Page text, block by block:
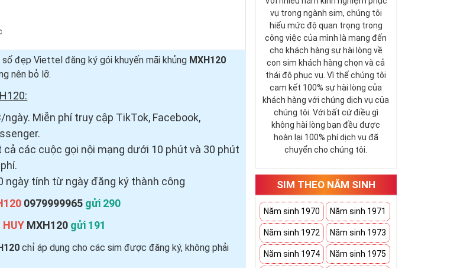
đẹp Viettel đăng ký gói khuyến mãi khủng MXH120
nên bỏ lỡ.
ngày. Miễn phí truy cập TikTok, Facebook,
cả các cuộc gọi nội mạng dưới 10 phút và 30 phút
ngày tính từ ngày đăng ký thành công
0979999965 gửi 290
HUY MXH120 gửi 191
chỉ áp dụng cho các sim được đăng ký, không phải
vụ trong ngành sim, chúng tôi
hiểu mức độ quan trọng trong
công việc của mình là mang đến
cho khách hàng sự hài lòng về
con sim khách hàng chọn và cả
thái độ phục vụ. Vì thế chúng tôi
cam kết 100% sự hài lòng của
khách hàng với chúng dịch vụ của
chúng tôi. Với bất cứ điều gì
không hài lòng bạn đều được
hoàn lại 100% phí dịch vụ đã
chuyển cho chúng tôi.
SIM THEO NĂM SINH
Năm sinh 1970 Năm sinh 1971
Năm sinh 1972 Năm sinh 1973
Năm sinh 1974 Năm sinh 1975